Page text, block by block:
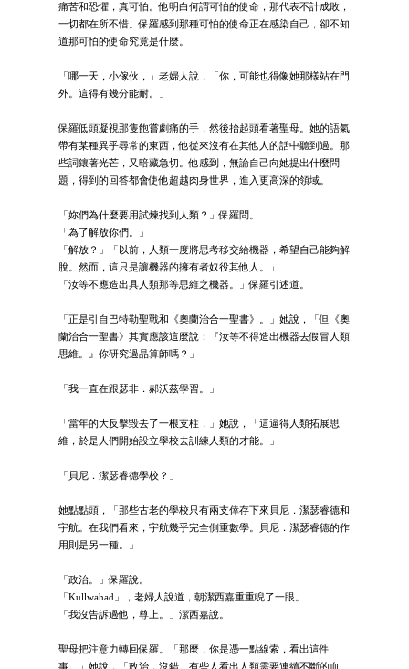
痛苦和恐懼，真可怕。他明白何謂可怕的使命，那代表不計成敗，
一切都在所不惜。保羅感到那種可怕的使命正在感染自己，卻不知
道那可怕的使命究竟是什麼。
「哪一天，小傢伙，」老婦人說，「你，可能也得像她那樣站在門
外。這得有幾分能耐。」
保羅低頭凝視那隻飽嘗劇痛的手，然後抬起頭看著聖母。她的語氣
帶有某種異乎尋常的東西，他從來沒有在其他人的話中聽到過。那
些詞鑲著光芒，又暗藏急切。他感到，無論自己向她提出什麼問
題，得到的回答都會使他超越肉身世界，進入更高深的領域。
「妳們為什麼要用試煉找到人類？」保羅問。
「為了解放你們。」
「解放？」「以前，人類一度將思考移交給機器，希望自己能夠解
脫。然而，這只是讓機器的擁有者奴役其他人。」
「汝等不應造出具人類那等思維之機器。」保羅引述道。
「正是引自巴特勒聖戰和《奧蘭治合一聖書》。」她說，「但《奧
蘭治合一聖書》其實應該這麼說：『汝等不得造出機器去假冒人類
思維。』你研究過晶算師嗎？」
「我一直在跟瑟非．郝沃茲學習。」
「當年的大反擊毀去了一根支柱，」她說，「這逼得人類拓展思
維，於是人們開始設立學校去訓練人類的才能。」
「貝尼．潔瑟睿德學校？」
她點點頭，「那些古老的學校只有兩支倖存下來貝尼．潔瑟睿德和
宇航。在我們看來，宇航幾乎完全側重數學。貝尼．潔瑟睿德的作
用則是另一種。」
「政治。」保羅說。
「Kullwahad」，老婦人說道，朝潔西嘉重重睨了一眼。
「我沒告訴過他，尊上。」潔西嘉說。
聖母把注意力轉回保羅。「那麼，你是憑一點線索，看出這件
事。」她說，「政治，沒錯。有些人看出人類需要連續不斷的血